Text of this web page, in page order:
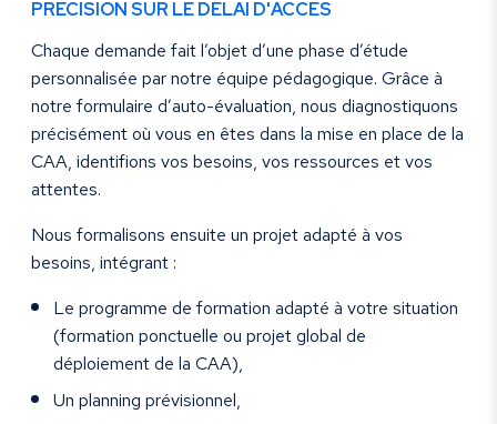
PRÉCISION SUR LE DÉLAI D'ACCÈS
Chaque demande fait l’objet d’une phase d’étude
personnalisée par notre équipe pédagogique. Grâce à
notre formulaire d’auto-évaluation, nous diagnostiquons
précisément où vous en êtes dans la mise en place de la
CAA, identifions vos besoins, vos ressources et vos
attentes.
Nous formalisons ensuite un projet adapté à vos
besoins, intégrant :
Le programme de formation adapté à votre situation
(formation ponctuelle ou projet global de
déploiement de la CAA),
Un planning prévisionnel,